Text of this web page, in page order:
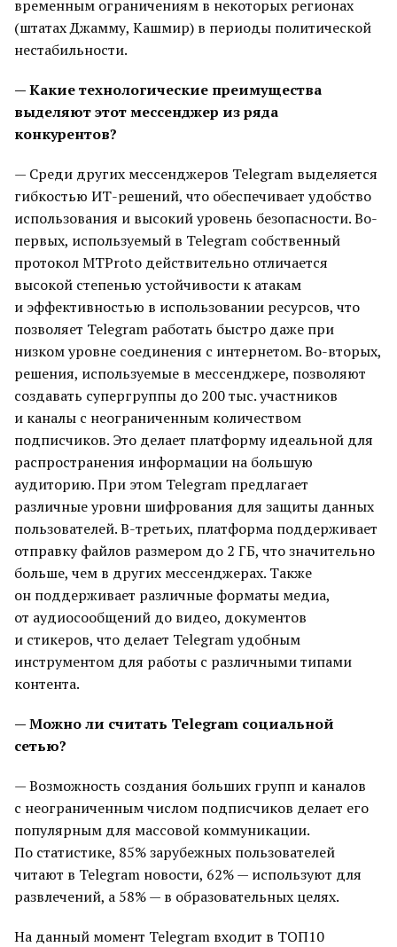
временным ограничениям в некоторых регионах
(штатах Джамму, Кашмир) в периоды политической
нестабильности.
— Какие технологические преимущества
выделяют этот мессенджер из ряда
конкурентов?
— Cреди других мессенджеров Telegram выделяется
гибкостью ИТ-решений, что обеспечивает удобство
использования и высокий уровень безопасности. Во-
первых, используемый в Telegram собственный
протокол MTProto действительно отличается
высокой степенью устойчивости к атакам
и эффективностью в использовании ресурсов, что
позволяет Telegram работать быстро даже при
низком уровне соединения с интернетом. Во-вторых,
решения, используемые в мессенджере, позволяют
создавать супергруппы до 200 тыс. участников
и каналы с неограниченным количеством
подписчиков. Это делает платформу идеальной для
распространения информации на большую
аудиторию. При этом Telegram предлагает
различные уровни шифрования для защиты данных
пользователей. В-третьих, платформа поддерживает
отправку файлов размером до 2 ГБ, что значительно
больше, чем в других мессенджерах. Также
он поддерживает различные форматы медиа,
от аудиосообщений до видео, документов
и стикеров, что делает Telegram удобным
инструментом для работы с различными типами
контента.
— Можно ли считать Telegram социальной
сетью?
— Возможность создания больших групп и каналов
с неограниченным числом подписчиков делает его
популярным для массовой коммуникации.
По статистике, 85% зарубежных пользователей
читают в Telegram новости, 62% — используют для
развлечений, а 58% — в образовательных целях.
На данный момент Telegram входит в ТОП10